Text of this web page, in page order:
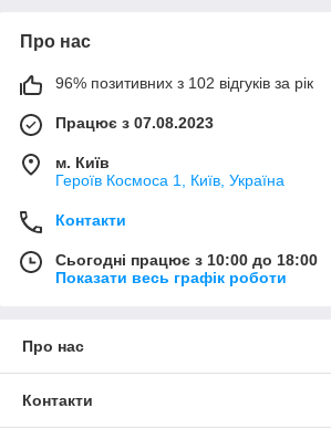
Про нас
96% позитивних з 102 відгуків за рік
Працює з 07.08.2023
м. Київ
Героїв Космоса 1, Київ, Україна
Контакти
Сьогодні працює з 10:00 до 18:00
Показати весь графік роботи
Про нас
Контакти